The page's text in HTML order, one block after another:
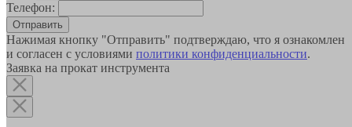
Телефон:
Отправить
Нажимая кнопку "Отправить" подтверждаю, что я ознакомлен
и согласен с условиями политики конфиденциальности.
Заявка на прокат инструмента